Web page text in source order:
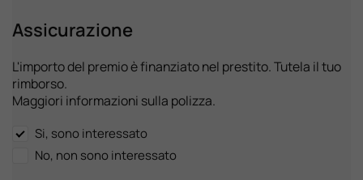
Assicurazione
L'importo del premio è finanziato nel prestito. Tutela il tuo
rimborso.
Maggiori informazioni sulla polizza.
Si, sono interessato
No, non sono interessato